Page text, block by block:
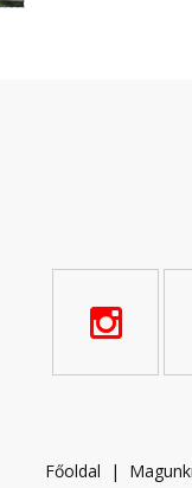
Főoldal |